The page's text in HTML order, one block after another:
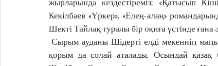
жырларында кездестіреміз: «Қатысып
Кекілбаев «Үркер», «Елең-алаң»
Шекті Тайлақ туралы бір оқиға үстінде ғана
қорым да солай аталады. Осындай қазақ